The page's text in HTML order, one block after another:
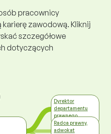
pracownicy
zawodową. Kliknij
szczegółowe
dotyczących
Dyrektor
departamentu
prawnego
Zarządzanie
Radca prawny,
adwokat